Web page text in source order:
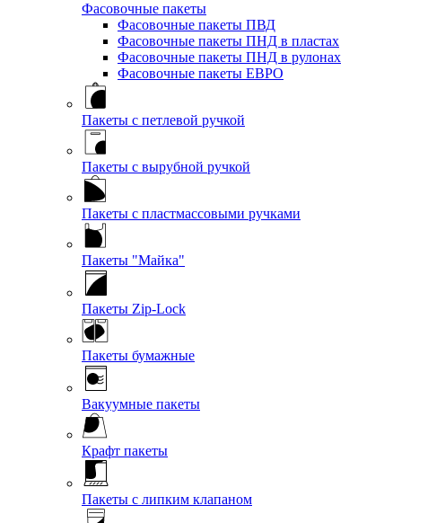
Фасовочные пакеты
Фасовочные пакеты ПВД
Фасовочные пакеты ПНД в пластах
Фасовочные пакеты ПНД в рулонах
Фасовочные пакеты ЕВРО
Пакеты с петлевой ручкой
Пакеты с вырубной ручкой
Пакеты с пластмассовыми ручками
Пакеты "Майка"
Пакеты Zip-Lock
Пакеты бумажные
Вакуумные пакеты
Крафт пакеты
Пакеты с липким клапаном